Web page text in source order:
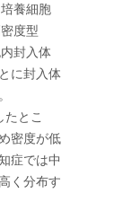
養細胞
度型
封入体
に封入体
とこ
密度が低
症では中
く分布す